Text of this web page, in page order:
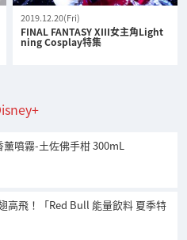
2019.12.20(Fri)
FINAL FANTASY XIII女主角Light
ning Cosplay特集
噴霧-土佐佛手柑 300mL
高飛！「Red Bull 能量飲料 夏季特